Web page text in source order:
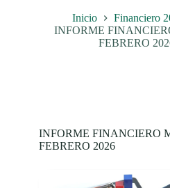
Inicio
Financiero
INFORME
FEBRERO
INFORME FINANCIERO
FEBRERO 2026